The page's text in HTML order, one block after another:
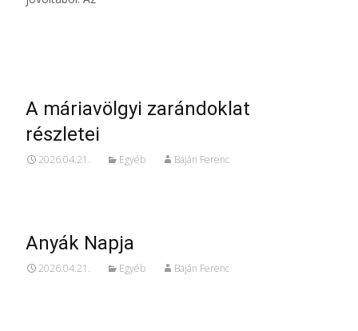
A máriavölgyi zarándoklat
részletei
2026.04.21. Egyéb Baján Ferenc
Anyák Napja
2026.04.21. Egyéb Baján Ferenc